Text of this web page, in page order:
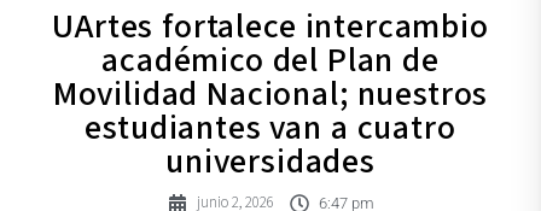
UArtes fortalece intercambio
académico del Plan de
Movilidad Nacional; nuestros
estudiantes van a cuatro
universidades
junio 2, 2026 6:47 pm